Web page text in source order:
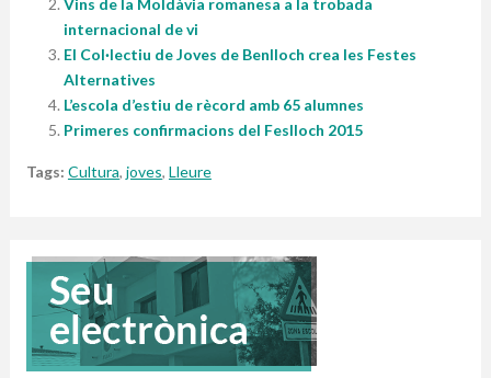
Vins de la Moldàvia romanesa a la trobada
internacional de vi
El Col·lectiu de Joves de Benlloch crea les Festes
Alternatives
L’escola d’estiu de rècord amb 65 alumnes
Primeres confirmacions del Feslloch 2015
Tags: Cultura, joves, Lleure